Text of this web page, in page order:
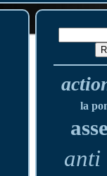
la
anti